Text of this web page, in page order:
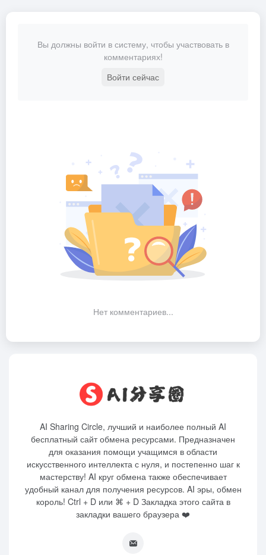
Вы должны войти в систему, чтобы участвовать в
комментариях!
Войти сейчас
Нет комментариев...
AI Sharing Circle, лучший и наиболее полный AI
бесплатный сайт обмена ресурсами. Предназначен
для оказания помощи учащимся в области
искусственного интеллекта с нуля, и постепенно шаг к
мастерству! AI круг обмена также обеспечивает
удобный канал для получения ресурсов. AI эры, обмен
король! Ctrl + D или ⌘ + D Закладка этого сайта в
закладки вашего браузера ❤️